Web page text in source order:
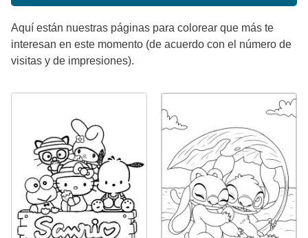
Aquí están nuestras páginas para colorear que más te
interesan en este momento (de acuerdo con el número de
visitas y de impresiones).